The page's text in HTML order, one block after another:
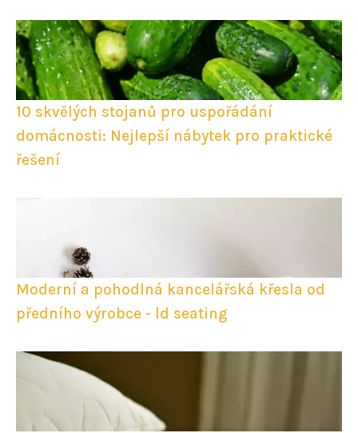
10 skvělých stojanů pro uspořádání
domácnosti: Nejlepší nábytek pro praktické
řešení
Moderní a pohodlná kancelářská křesla od
předního výrobce - ld seating